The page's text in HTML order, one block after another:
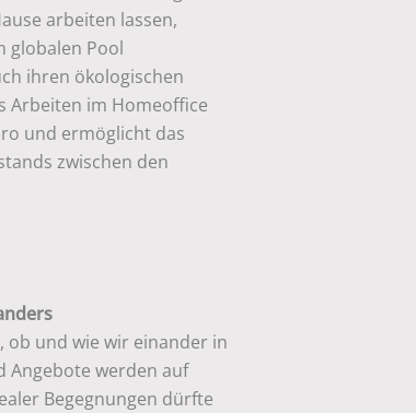
arbeiten lassen,
globalen Pool
ihren ökologischen
Arbeiten im Homeoffice
und ermöglicht das
zwischen den
ob und wie wir einander in
Angebote werden auf
Begegnungen dürfte